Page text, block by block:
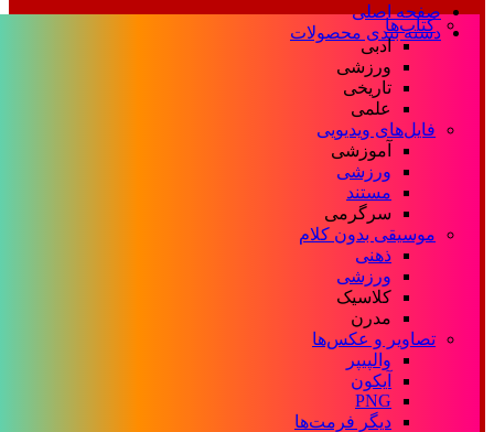
صفحه اصلی
دسته بندی محصولات
کتاب‌ها
ادبی
ورزشی
تاریخی
علمی
فایل‌های ویدیویی
آموزشی
ورزشی
مستند
سرگرمی
موسیقی بدون کلام
ذهنی
ورزشی
کلاسیک
مدرن
تصاویر و عکس‌ها
والپیپر
آیکون
PNG
دیگر فرمت‌ها